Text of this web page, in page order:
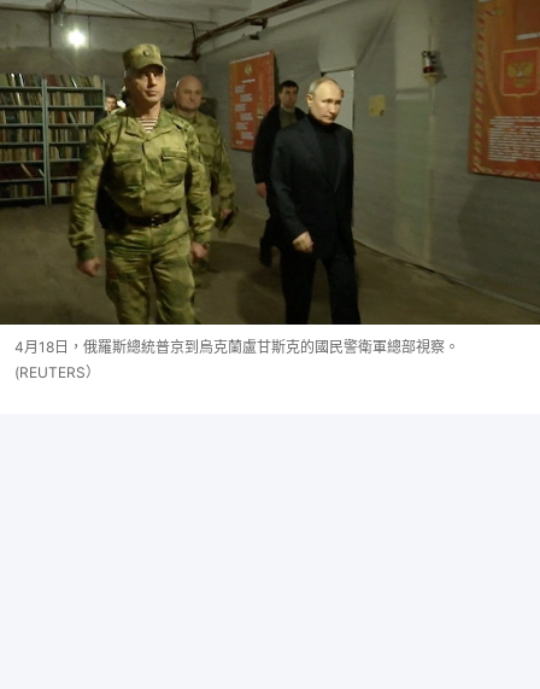
4月18日，俄羅斯總統普京到烏克蘭盧甘斯克的國民警衛軍總部視察。
(REUTERS）